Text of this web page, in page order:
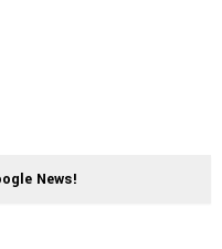
News!